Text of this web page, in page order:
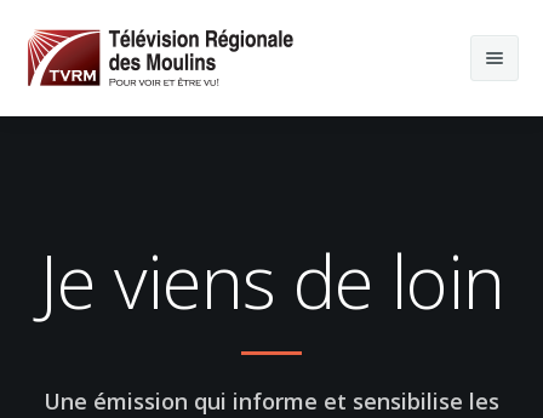
Je viens de loin
Une émission qui informe et sensibilise les